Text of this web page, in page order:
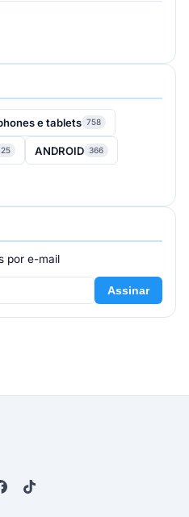
e tablets 758
ANDROID 366
por e-mail
Assinar